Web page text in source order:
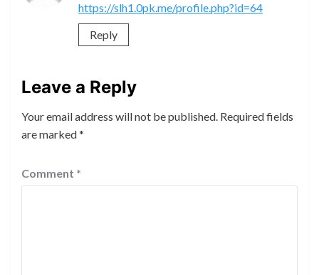
https://slh1.0pk.me/profile.php?id=64
Reply
Leave a Reply
Your email address will not be published. Required fields
are marked*
Comment *